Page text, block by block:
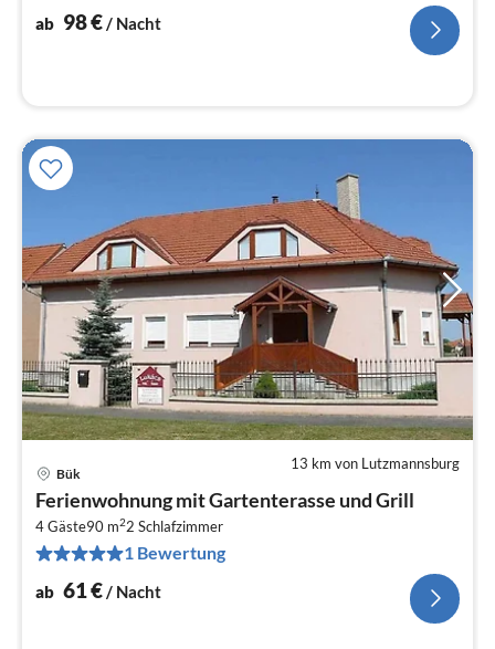
ab 98€ / Nacht
13 km von Lutzmannsburg
Bük
Ferienwohnung mit Gartenterasse und Grill
4 Gäste90 m22 Schlafzimmer
1 Bewertung
ab 61€/ Nacht